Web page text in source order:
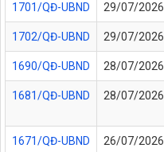
1701/QĐ-UBND 29/07/2026
1702/QĐ-UBND 29/07/2026
1690/QĐ-UBND 28/07/2026
1681/QĐ-UBND 28/07/2026
1671/QĐ-UBND 26/07/2026